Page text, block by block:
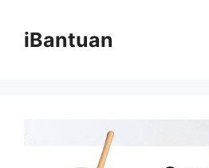
contentiBantuan